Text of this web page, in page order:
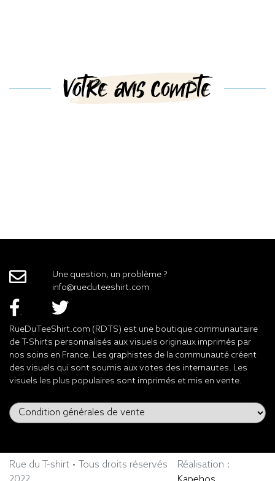
Votre avis compte
Une question, un problème ?
info@rueduteeshirt.com
RueDuTeeShirt.com (RDTS) est une boutique communautaire
de T-Shirts personnalisés aux visuels originaux imprimés par
nos soins en France. Les graphistes de la communauté créent
des visuels qui sont soumis aux votes des internautes. Les
visuels les plus populaires sont imprimés et mis en vente.
Rue du T-shirt • Tous droits réservés
Réalisation :